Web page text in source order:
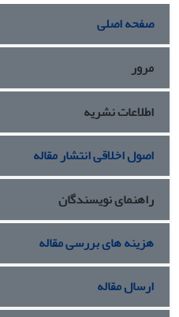
صفحه اصلی
مرور
اطلاعات نشریه
اصول اخلاقی انتشار مقاله
راهنمای نویسندگان
هزینه های بررسی مقاله
ارسال مقاله